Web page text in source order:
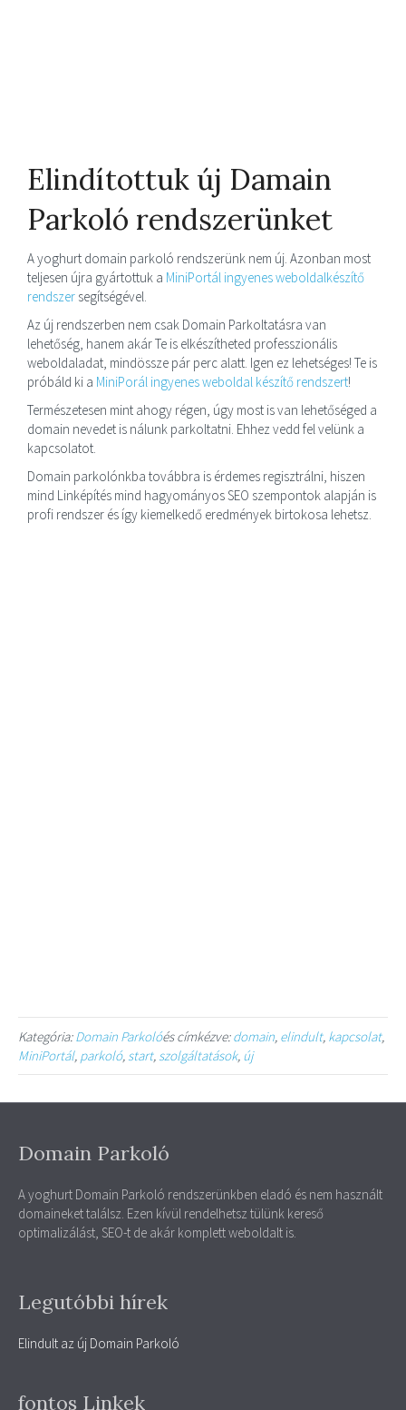
Elindítottuk új Damain
Parkoló rendszerünket
A yoghurt domain parkoló rendszerünk nem új. Azonban most
teljesen újra gyártottuk a MiniPortál ingyenes weboldalkészítő
rendszer segítségével.
Az új rendszerben nem csak Domain Parkoltatásra van
lehetőség, hanem akár Te is elkészítheted professzionális
weboldaladat, mindössze pár perc alatt. Igen ez lehetséges! Te is
próbáld ki a MiniPorál ingyenes weboldal készítő rendszert!
Természetesen mint ahogy régen, úgy most is van lehetőséged a
domain nevedet is nálunk parkoltatni. Ehhez vedd fel velünk a
kapcsolatot.
Domain parkolónkba továbbra is érdemes regisztrálni, hiszen
mind Linképítés mind hagyományos SEO szempontok alapján is
profi rendszer és így kiemelkedő eredmények birtokosa lehetsz.
Kategória:Domain Parkolóés címkézve:domain, elindult, kapcsolat,
MiniPortál, parkoló, start, szolgáltatások, új
Domain Parkoló
A yoghurt Domain Parkoló rendszerünkben eladó és nem használt
domaineket találsz. Ezen kívül rendelhetsz tülünk kereső
optimalizálást, SEO-t de akár komplett weboldalt is.
Legutóbbi hírek
Elindult az új Domain Parkoló
fontos Linkek